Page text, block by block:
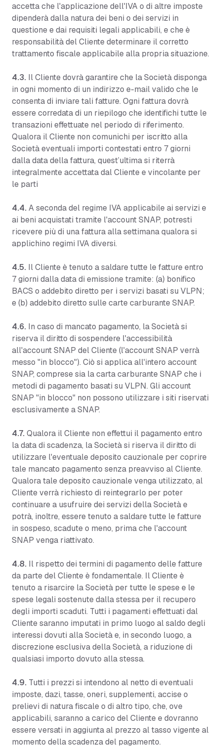
accetta che l'applicazione dell'IVA o di altre imposte
dipenderà dalla natura dei beni o dei servizi in
questione e dai requisiti legali applicabili, e che è
responsabilità del Cliente determinare il corretto
trattamento fiscale applicabile alla propria situazione.
4.3. Il Cliente dovrà garantire che la Società disponga
in ogni momento di un indirizzo e-mail valido che le
consenta di inviare tali fatture. Ogni fattura dovrà
essere corredata di un riepilogo che identifichi tutte le
transazioni effettuate nel periodo di riferimento.
Qualora il Cliente non comunichi per iscritto alla
Società eventuali importi contestati entro 7 giorni
dalla data della fattura, quest’ultima si riterrà
integralmente accettata dal Cliente e vincolante per
le parti
4.4. A seconda del regime IVA applicabile ai servizi e
ai beni acquistati tramite l'account SNAP, potresti
ricevere più di una fattura alla settimana qualora si
applichino regimi IVA diversi.
4.5. Il Cliente è tenuto a saldare tutte le fatture entro
7 giorni dalla data di emissione tramite: (a) bonifico
BACS o addebito diretto per i servizi basati su VLPN;
e (b) addebito diretto sulle carte carburante SNAP.
4.6. In caso di mancato pagamento, la Società si
riserva il diritto di sospendere l'accessibilità
all'account SNAP del Cliente (l'account SNAP verrà
messo "in blocco"). Ciò si applica all'intero account
SNAP, comprese sia la carta carburante SNAP che i
metodi di pagamento basati su VLPN. Gli account
SNAP "in blocco" non possono utilizzare i siti riservati
esclusivamente a SNAP.
4.7. Qualora il Cliente non effettui il pagamento entro
la data di scadenza, la Società si riserva il diritto di
utilizzare l'eventuale deposito cauzionale per coprire
tale mancato pagamento senza preavviso al Cliente.
Qualora tale deposito cauzionale venga utilizzato, al
Cliente verrà richiesto di reintegrarlo per poter
continuare a usufruire dei servizi della Società e
potrà, inoltre, essere tenuto a saldare tutte le fatture
in sospeso, scadute o meno, prima che l'account
SNAP venga riattivato.
4.8. Il rispetto dei termini di pagamento delle fatture
da parte del Cliente è fondamentale. Il Cliente è
tenuto a risarcire la Società per tutte le spese e le
spese legali sostenute dalla stessa per il recupero
degli importi scaduti. Tutti i pagamenti effettuati dal
Cliente saranno imputati in primo luogo al saldo degli
interessi dovuti alla Società e, in secondo luogo, a
discrezione esclusiva della Società, a riduzione di
qualsiasi importo dovuto alla stessa.
4.9. Tutti i prezzi si intendono al netto di eventuali
imposte, dazi, tasse, oneri, supplementi, accise o
prelievi di natura fiscale o di altro tipo, che, ove
applicabili, saranno a carico del Cliente e dovranno
essere versati in aggiunta al prezzo al tasso vigente al
momento della scadenza del pagamento.